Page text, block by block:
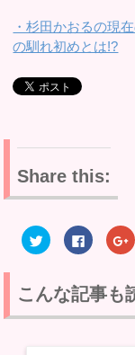
・杉田かおるの現
の馴れ初めとは!?
Share this:
ク
リ
て
T
w
i
F
a
o
o
k
で
ク
リ
o
o
こんな記事も